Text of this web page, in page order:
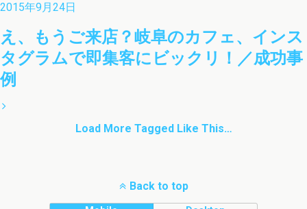
2015年9月24日
え、もうご来店？岐阜のカフェ、インス
タグラムで即集客にビックリ！／成功事
例
Load More Tagged Like This…
Back to top